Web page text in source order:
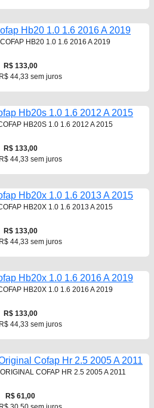
HB20 1.0 1.6 2016 A 2019
R$ 133,00
44,33 sem juros
HB20S 1.0 1.6 2012 A 2015
R$ 133,00
44,33 sem juros
HB20X 1.0 1.6 2013 A 2015
R$ 133,00
44,33 sem juros
HB20X 1.0 1.6 2016 A 2019
R$ 133,00
44,33 sem juros
COFAP HR 2.5 2005 A 2011
R$ 61,00